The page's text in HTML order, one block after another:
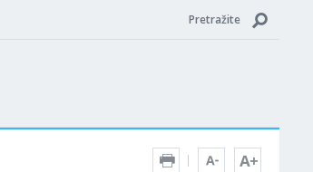
Pretražite